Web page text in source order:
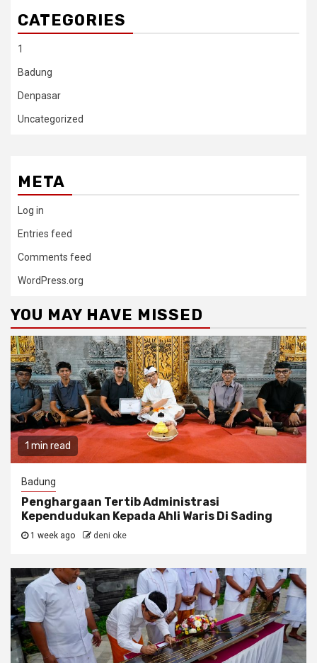
CATEGORIES
1
Badung
Denpasar
Uncategorized
META
Log in
Entries feed
Comments feed
WordPress.org
YOU MAY HAVE MISSED
1 min read
Badung
Penghargaan Tertib Administrasi
Kependudukan Kepada Ahli Waris Di Sading
1 week ago deni oke